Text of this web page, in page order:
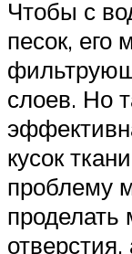
Чтобы с
песок, его
слоев. Но
кусок
проблему
проделать